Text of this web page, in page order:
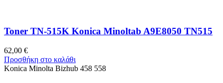
Toner TN-515K Konica Minoltab A9E8050 TN515
62,00 €
Προσθήκη στο καλάθι
Konica Minolta Bizhub 458 558